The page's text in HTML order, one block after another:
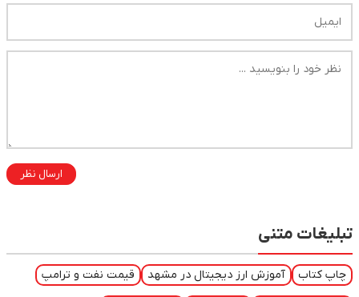
ارسال نظر
تبلیغات متنی
چاپ کتاب آموزش ارز دیجیتال در مشهد قیمت نفت و ترامپ